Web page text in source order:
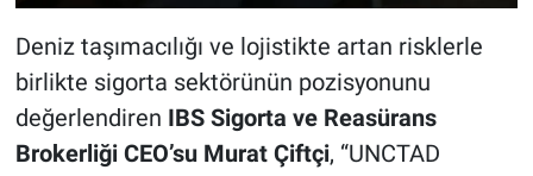
Deniz taşımacılığı ve lojistikte artan risklerle
birlikte sigorta sektörünün pozisyonunu
değerlendiren IBS Sigorta ve Reasürans
Brokerliği CEO’su Murat Çiftçi, “UNCTAD